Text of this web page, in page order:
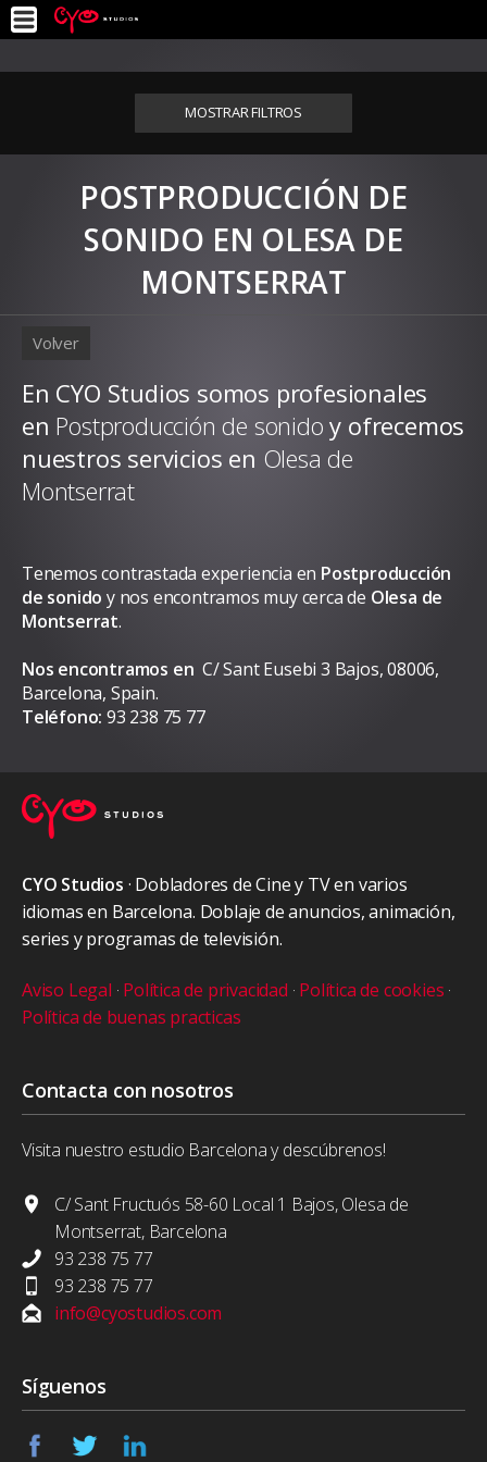
MOSTRAR FILTROS
POSTPRODUCCIÓN DE
SONIDO EN OLESA DE
MONTSERRAT
Volver
En CYO Studios somos profesionales
en Postproducción de sonidoy ofrecemos
nuestros servicios en Olesa de
Montserrat
Tenemos contrastada experiencia en Postproducción
de sonido y nos encontramos muy cerca de Olesa de
Montserrat.
Nos encontramos en C/ Sant Eusebi 3 Bajos, 08006,
Barcelona, Spain.
Teléfono: 93 238 75 77
CYO Studios · Dobladores de Cine y TV en varios
idiomas en Barcelona. Doblaje de anuncios, animación,
series y programas de televisión.
Aviso Legal · Política de privacidad · Política de cookies ·
Política de buenas practicas
Contacta con nosotros
Visita nuestro estudio Barcelona y descúbrenos!
C/ Sant Fructuós 58-60 Local 1 Bajos, Olesa de
Montserrat, Barcelona
93 238 75 77
93 238 75 77
info@cyostudios.com
Síguenos